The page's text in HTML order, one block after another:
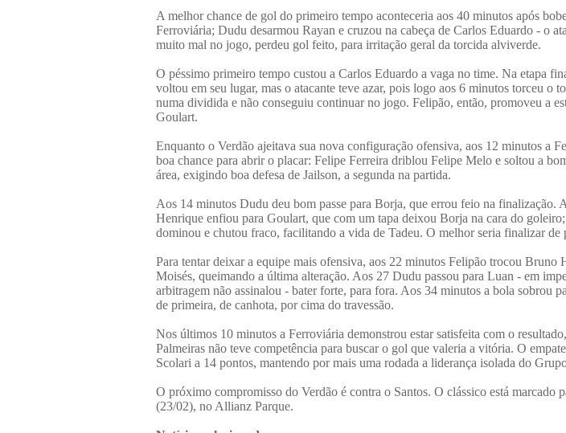
A melhor chance de gol do primeiro tempo aconteceria aos 40 minutos após
Ferroviária; Dudu desarmou Rayan e cruzou na cabeça de Carlos Eduardo - o
muito mal no jogo, perdeu gol feito, para irritação geral da torcida alviverde.
O péssimo primeiro tempo custou a Carlos Eduardo a vaga no time. Na etapa
voltou em seu lugar, mas o atacante teve azar, pois logo aos 6 minutos torceu o
numa dividida e não conseguiu continuar no jogo. Felipão, então, promoveu a
Goulart.
Enquanto o Verdão ajeitava sua nova configuração ofensiva, aos 12 minutos a
boa chance para abrir o placar: Felipe Ferreira driblou Felipe Melo e soltou a
área, exigindo boa defesa de Jailson, a segunda na partida.
Aos 14 minutos Dudu deu bom passe para Borja, que errou feio na finalização.
Henrique enfiou para Goulart, que com um tapa deixou Borja na cara do
dominou e chutou fraco, facilitando a vida de Tadeu. O melhor seria finalizar de
Para tentar deixar a equipe mais ofensiva, aos 22 minutos Felipão trocou Bruno
Moisés, queimando a última alteração. Aos 27 Dudu passou para Luan - em
arbitragem não assinalou - bater forte, para fora. Aos 34 minutos a bola sobrou
de primeira, de canhota, por cima do travessão.
Nos últimos 10 minutos a Ferroviária demonstrou estar satisfeita com o
Palmeiras não teve competência para buscar o gol que valeria a vitória. O
Scolari a 14 pontos, mantendo por mais uma rodada a liderança isolada do
O próximo compromisso do Verdão é contra o Santos. O clássico está marcado
(23/02), no Allianz Parque.